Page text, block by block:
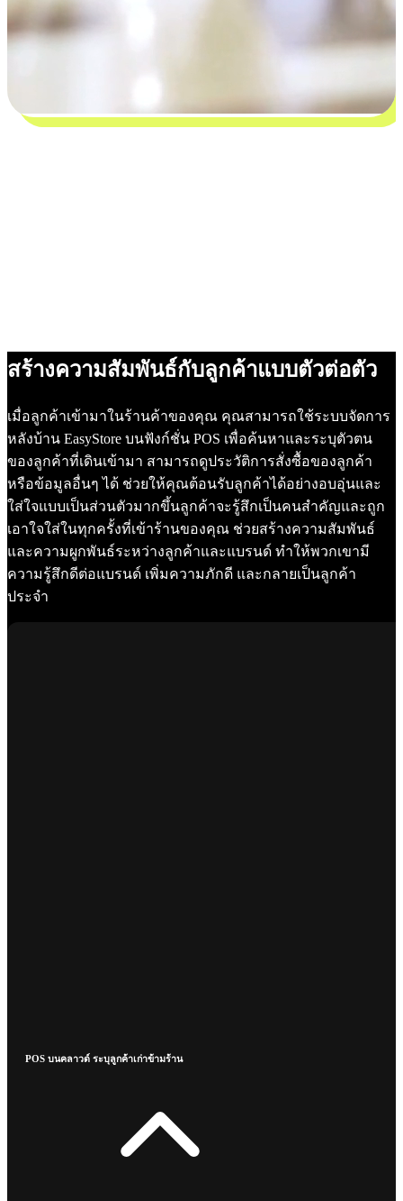
สร้างความสัมพันธ์กับลูกค้าแบบตัวต่อตัว
เมื่อลูกค้าเข้ามาในร้านค้าของคุณ คุณสามารถใช้ระบบจัดการ
หลังบ้าน EasyStore บนฟังก์ชั่น POS เพื่อค้นหาและระบุตัวตน
ของลูกค้าที่เดินเข้ามา สามารถดูประวัติการสั่งซื้อของลูกค้า
หรือข้อมูลอื่นๆ ได้ ช่วยให้คุณต้อนรับลูกค้าได้อย่างอบอุ่นและ
ใส่ใจแบบเป็นส่วนตัวมากขึ้นลูกค้าจะรู้สึกเป็นคนสำคัญและถูก
เอาใจใส่ในทุกครั้งที่เข้าร้านของคุณ ช่วยสร้างความสัมพันธ์
และความผูกพันธ์ระหว่างลูกค้าและแบรนด์ ทำให้พวกเขามี
ความรู้สึกดีต่อแบรนด์ เพิ่มความภักดี และกลายเป็นลูกค้า
ประจำ
POS บนคลาวด์ ระบุลูกค้าเก่าข้ามร้าน